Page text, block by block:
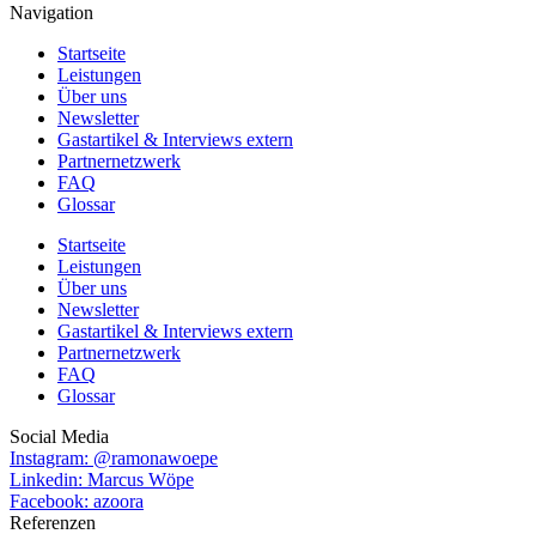
Navigation
Startseite
Leistungen
Über uns
Newsletter
Gastartikel & Interviews extern
Partnernetzwerk
FAQ
Glossar
Startseite
Leistungen
Über uns
Newsletter
Gastartikel & Interviews extern
Partnernetzwerk
FAQ
Glossar
Social Media
Instagram: @ramonawoepe
Linkedin: Marcus Wöpe
Facebook: azoora
Referenzen